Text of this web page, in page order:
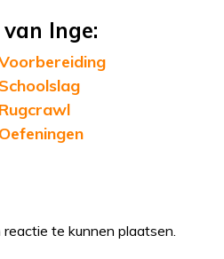
Inge:
reactie te kunnen plaatsen.